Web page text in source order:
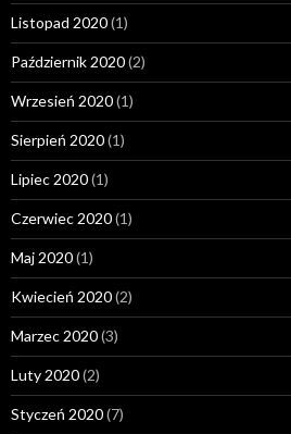
Listopad 2020(1)
Październik 2020(2)
Wrzesień 2020(1)
Sierpień 2020(1)
Lipiec 2020(1)
Czerwiec 2020(1)
Maj 2020(1)
Kwiecień 2020(2)
Marzec 2020(3)
Luty 2020(2)
Styczeń 2020(7)